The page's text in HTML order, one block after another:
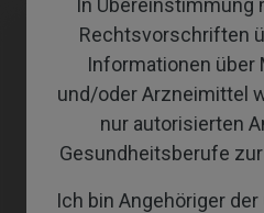
Rechtsvorschriften
Informationen über
und/oder Arzneimittel
nur autorisierten
Gesundheitsberufe
Ich bin Angehöriger